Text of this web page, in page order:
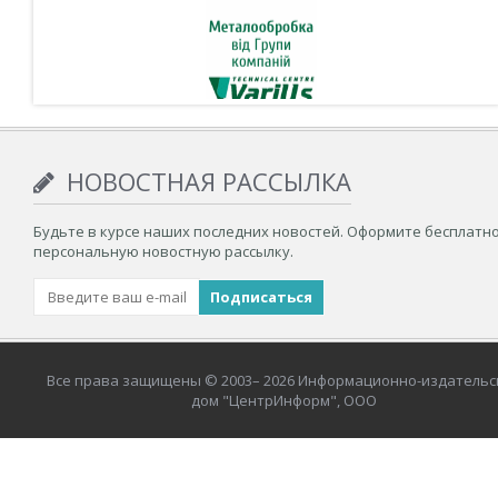
НОВОСТНАЯ РАССЫЛКА
Будьте в курсе наших последних новостей. Оформите
персональную новостную рассылку.
Все права защищены © 2003– 2026 Информационно-
дом "ЦентрИнформ", ООО